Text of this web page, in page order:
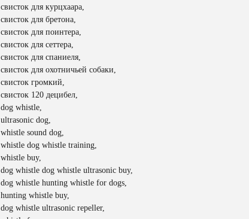
свисток для курцхаара,
свисток для бретона,
свисток для поинтера,
свисток для сеттера,
свисток для спаниеля,
свисток для охотничьей собаки,
свисток громкий,
свисток 120 децибел,
dog whistle,
ultrasonic dog,
whistle sound dog,
whistle dog whistle training,
whistle buy,
dog whistle dog whistle ultrasonic buy,
dog whistle hunting whistle for dogs,
hunting whistle buy,
dog whistle ultrasonic repeller,